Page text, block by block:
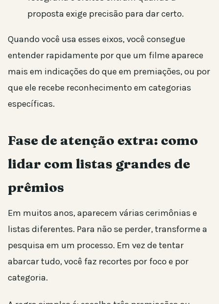
proposta exige precisão para dar certo.
Quando você usa esses eixos, você consegue
entender rapidamente por que um filme aparece
mais em indicações do que em premiações, ou por
que ele recebe reconhecimento em categorias
específicas.
Fase de atenção extra: como
lidar com listas grandes de
prêmios
Em muitos anos, aparecem várias cerimônias e
listas diferentes. Para não se perder, transforme a
pesquisa em um processo. Em vez de tentar
abarcar tudo, você faz recortes por foco e por
categoria.